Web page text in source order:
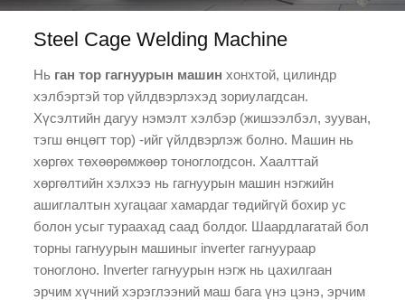
Steel Cage Welding Machine
Нь ган тор гагнуурын машин хонхтой, цилиндр
хэлбэртэй тор үйлдвэрлэхэд зориулагдсан.
Хүсэлтийн дагуу нэмэлт хэлбэр (жишээлбэл, зууван,
тэгш өнцөгт тор) -ийг үйлдвэрлэж болно. Машин нь
хөргөх төхөөрөмжөөр тоноглогдсон. Хаалттай
хөргөлтийн хэлхээ нь гагнуурын машин нэгжийн
ашиглалтын хугацааг хамардаг төдийгүй бохир ус
болон усыг тураахад саад болдог. Шаардлагатай бол
торны гагнуурын машиныг inverter гагнуураар
тоноглоно. Inverter гагнуурын нэгж нь цахилгаан
эрчим хүчний хэрэглээний маш бага үнэ цэнэ, эрчим